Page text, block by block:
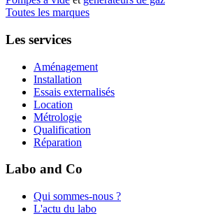
Toutes les marques
Les services
Aménagement
Installation
Essais externalisés
Location
Métrologie
Qualification
Réparation
Labo and Co
Qui sommes-nous ?
L'actu du labo